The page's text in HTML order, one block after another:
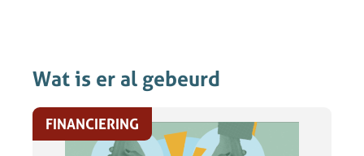
Wat is er al gebeurd
FINANCIERING